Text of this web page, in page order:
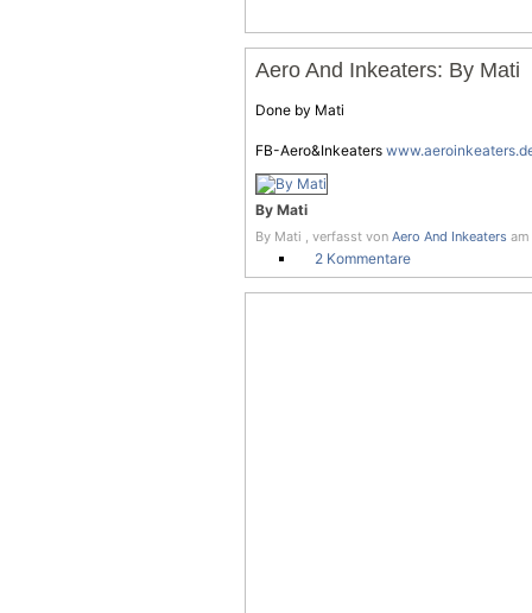
Aero And Inkeaters: By Mati
Done by Mati
FB-Aero&Inkeaters
By Mati
By Mati , verfasst von Aero And Inkeaters
2 Kommentare